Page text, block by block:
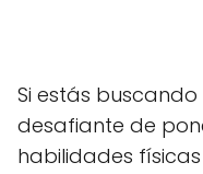
Si estás
desafiante de
habilidades